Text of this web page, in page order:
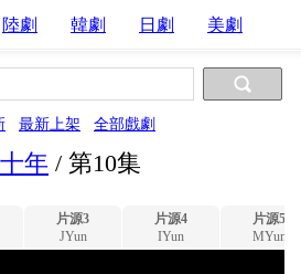
陸劇 韓劇 日劇 美劇
最新上架 全部戲劇
年 / 第10集
片源3
JYun
片源4
IYun
片源5
MYun